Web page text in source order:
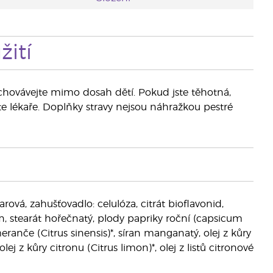
mimo dosah dětí. Pokud jste těhotná,
Doplňky stravy nejsou náhražkou pestré
zahušťovadlo: celulóza, citrát bioflavonid,
stearát hořečnatý, plody papriky roční (capsicum
(Citrus sinensis)*, síran manganatý, olej z kůry
z kůry citronu (Citrus limon)*, olej z listů citronové